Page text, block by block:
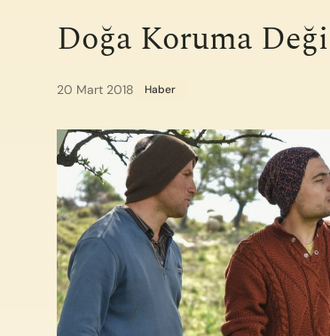
Doğa Koruma
20 Mart 2018 Haber